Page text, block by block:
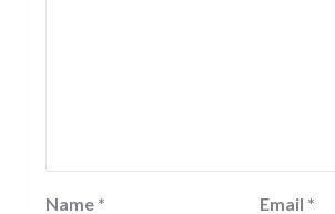
Name * Email *